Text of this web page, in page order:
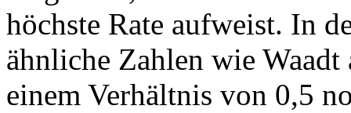
höchste Rate aufweist. In
ähnliche Zahlen wie
einem Verhältnis von 0,5